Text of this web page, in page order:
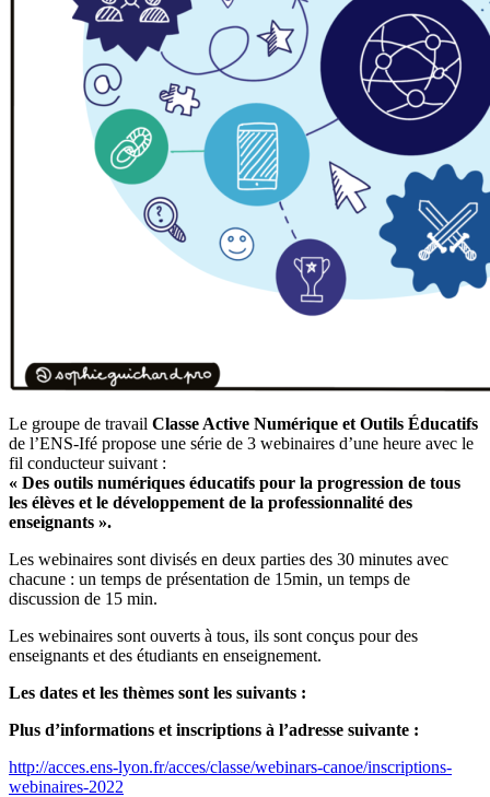
Le groupe de travail Classe Active Numérique et Outils Éducatifs
de l’ENS-Ifé propose une série de 3 webinaires d’une heure avec le
fil conducteur suivant :
« Des outils numériques éducatifs pour la progression de tous
les élèves et le développement de la professionnalité des
enseignants ».
Les webinaires sont divisés en deux parties des 30 minutes avec
chacune : un temps de présentation de 15min, un temps de
discussion de 15 min.
Les webinaires sont ouverts à tous, ils sont conçus pour des
enseignants et des étudiants en enseignement.
Les dates et les thèmes sont les suivants :
Plus d’informations et inscriptions à l’adresse suivante :
http://acces.ens-lyon.fr/acces/classe/webinars-canoe/inscriptions-
webinaires-2022